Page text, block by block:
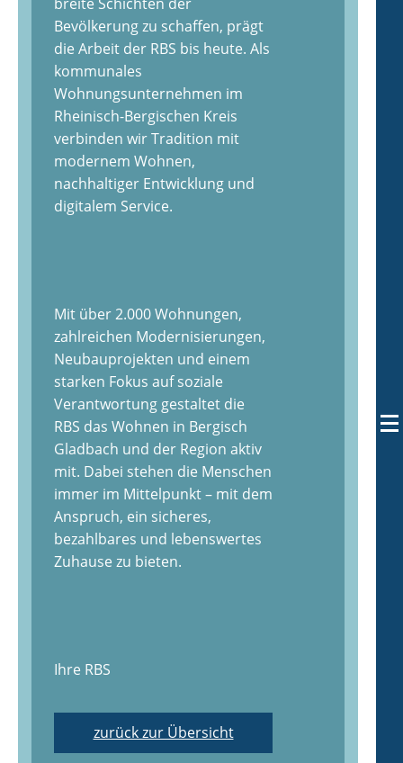
Bevölkerung zu schaffen, prägt
die Arbeit der RBS bis heute. Als
kommunales
Wohnungsunternehmen im
Rheinisch-Bergischen Kreis
verbinden wir Tradition mit
modernem Wohnen,
nachhaltiger Entwicklung und
digitalem Service.
Mit über 2.000 Wohnungen,
zahlreichen Modernisierungen,
Neubauprojekten und einem
starken Fokus auf soziale
Verantwortung gestaltet die
RBS das Wohnen in Bergisch
Gladbach und der Region aktiv
mit. Dabei stehen die Menschen
immer im Mittelpunkt – mit dem
Anspruch, ein sicheres,
bezahlbares und lebenswertes
Zuhause zu bieten.
Ihre RBS
zurück zur Übersicht